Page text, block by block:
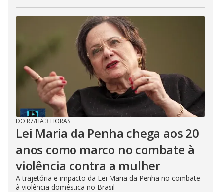
DO R7/HÁ 3 HORAS
Lei Maria da Penha chega aos 20
anos como marco no combate à
violência contra a mulher
A trajetória e impacto da Lei Maria da Penha no combate
à violência doméstica no Brasil